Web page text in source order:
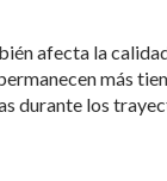
afecta la
más
durante los